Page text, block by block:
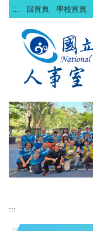
跳
到
::: 回首頁 學校首頁
:::